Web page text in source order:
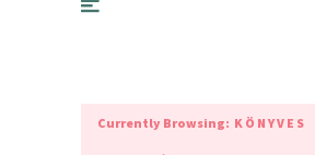
Currently Browsing: KÖNYVES